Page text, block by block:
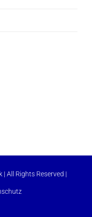
All Rights Reserved |